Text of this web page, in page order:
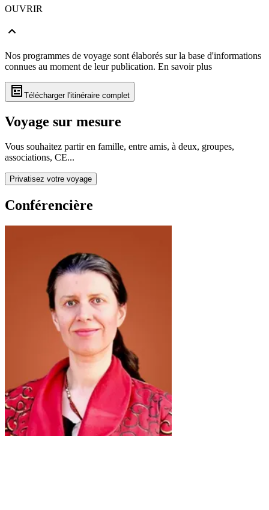
OUVRIR
Nos programmes de voyage sont élaborés sur la base d'informations
connues au moment de leur publication. En savoir plus
Télécharger l'itinéraire complet
Voyage sur mesure
Vous souhaitez partir en famille, entre amis, à deux, groupes,
associations, CE...
Privatisez votre voyage
Conférencière